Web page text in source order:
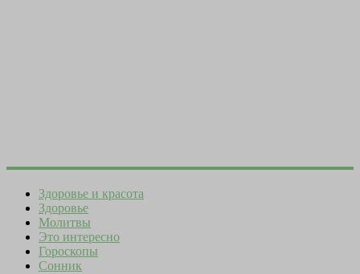
Здоровье и красота
Здоровье
Молитвы
Это интересно
Гороскопы
Сонник